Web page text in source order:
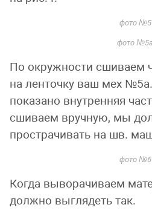
фото №5
фото №5а
По окружности сшиваем
на ленточку ваш мех
показано внутренняя
сшиваем вручную, мы
прострачивать на шв.
фото №6
Когда выворачиваем
должно выглядеть так.